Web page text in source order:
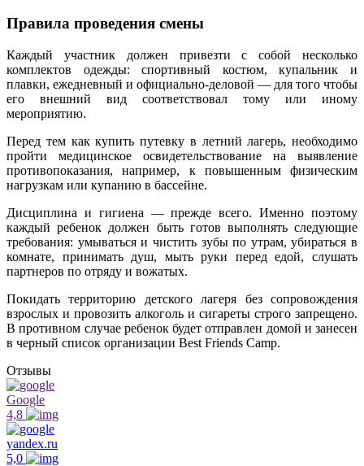
Правила проведения смены
Каждый участник должен привезти с собой несколько
комплектов одежды: спортивный костюм, купальник и
плавки, ежедневный и официально-деловой — для того чтобы
его внешний вид соответствовал тому или иному
мероприятию.
Перед тем как купить путевку в летний лагерь, необходимо
пройти медицинское освидетельствование на выявление
противопоказания, например, к повышенным физическим
нагрузкам или купанию в бассейне.
Дисциплина и гигиена — прежде всего. Именно поэтому
каждый ребенок должен быть готов выполнять следующие
требования: умываться и чистить зубы по утрам, убираться в
комнате, принимать душ, мыть руки перед едой, слушать
партнеров по отряду и вожатых.
Покидать территорию детского лагеря без сопровождения
взрослых и провозить алкоголь и сигареты строго запрещено.
В противном случае ребенок будет отправлен домой и занесен
в черный список организации Best Friends Camp.
Отзывы
Google
4,8
yandex.ru
5,0